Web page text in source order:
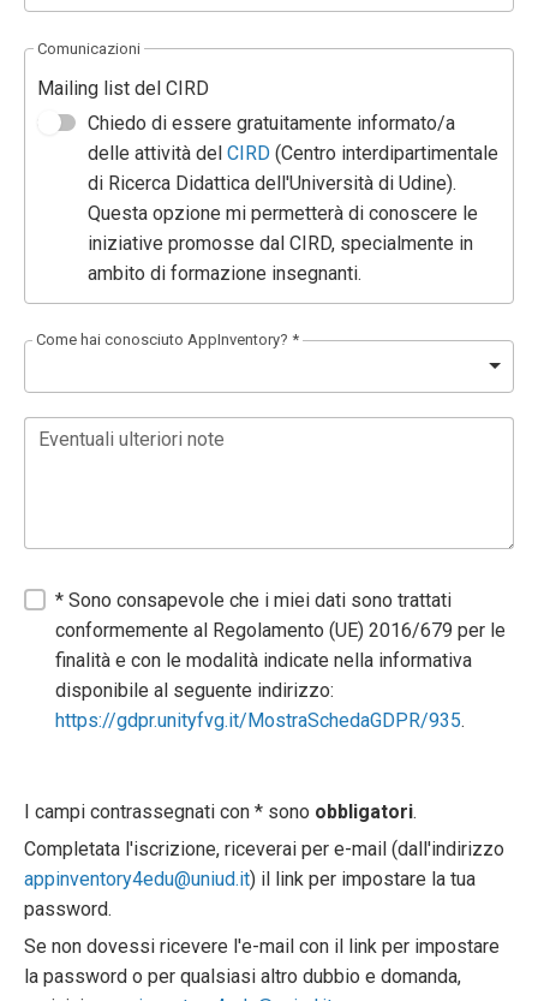
Comunicazioni
Mailing list del CIRD
Chiedo di essere gratuitamente informato/a
delle attività delCIRD (Centro interdipartimentale
di Ricerca Didattica dell'Università di Udine).
Questa opzione mi permetterà di conoscere le
iniziative promosse dal CIRD, specialmente in
ambito di formazione insegnanti.
Come hai conosciuto AppInventory? *
Eventuali ulteriori note
* Sono consapevole che i miei dati sono trattati
conformemente al Regolamento (UE) 2016/679 per le
finalità e con le modalità indicate nella informativa
disponibile al seguente indirizzo:
https://gdpr.unityfvg.it/MostraSchedaGDPR/935.
I campi contrassegnati con * sono obbligatori.
Completata l'iscrizione, riceverai per e-mail (dall'indirizzo
appinventory4edu@uniud.it) il link per impostare la tua
password.
Se non dovessi ricevere l'e-mail con il link per impostare
la password o per qualsiasi altro dubbio e domanda,